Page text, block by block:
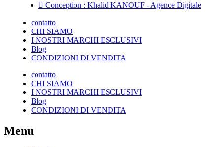
Conception : Khalid KANOUF - Agence Digitale
contatto
CHI SIAMO
I NOSTRI MARCHI ESCLUSIVI
Blog
CONDIZIONI DI VENDITA
contatto
CHI SIAMO
I NOSTRI MARCHI ESCLUSIVI
Blog
CONDIZIONI DI VENDITA
Menu